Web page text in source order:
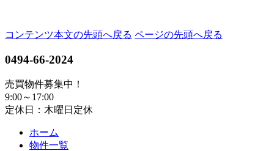
コンテンツ本文の先頭へ戻る ページの先頭へ戻る
0494-66-2024
売買物件募集中！
9:00～17:00
定休日：木曜日定休
ホーム
物件一覧